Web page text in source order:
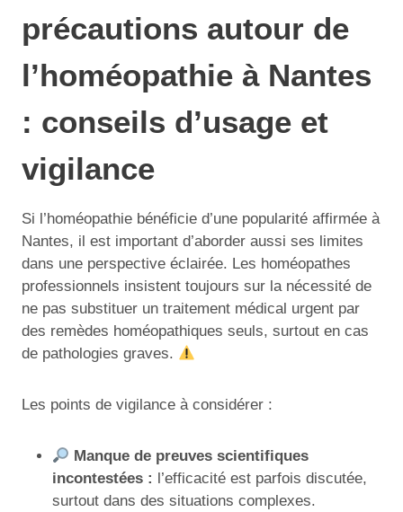
précautions autour de
l’homéopathie à Nantes
: conseils d’usage et
vigilance
Si l’homéopathie bénéficie d’une popularité affirmée à
Nantes, il est important d’aborder aussi ses limites
dans une perspective éclairée. Les homéopathes
professionnels insistent toujours sur la nécessité de
ne pas substituer un traitement médical urgent par
des remèdes homéopathiques seuls, surtout en cas
de pathologies graves.
Les points de vigilance à considérer :
Manque de preuves scientifiques
incontestées :
l’efficacité est parfois discutée,
surtout dans des situations complexes.